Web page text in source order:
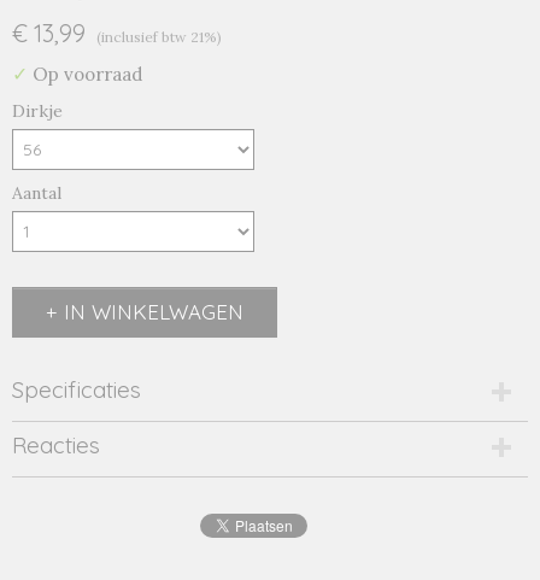
€ 13,99 (inclusief btw 21%)
✓ Op voorraad
Dirkje
Aantal
IN WINKELWAGEN
Specificaties
Productcode
38320-9396
Productcode leverancier
Reacties